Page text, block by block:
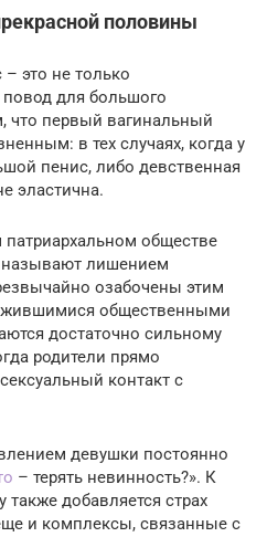
половины
это не только
для большого
что первый вагинальный
в тех случаях, когда у
пенис, либо девственная
эластична.
обществе
лишением
озабочены этим
общественными
достаточно сильному
родители прямо
контакт с
девушки постоянно
– терять невинность?». К
также добавляется страх
и комплексы, связанные с